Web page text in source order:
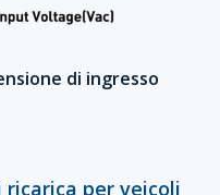
di ingresso
per veicoli